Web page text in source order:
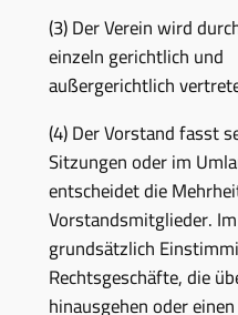
(3) Der Verein wird
einzeln gerichtlich und
außergerichtlich
(4) Der Vorstand fasst
Sitzungen oder im
entscheidet die
Vorstandsmitglieder.
grundsätzlich
Rechtsgeschäfte, die
hinausgehen oder